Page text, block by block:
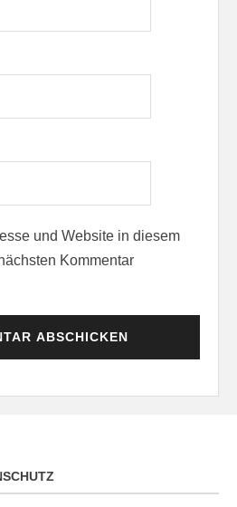
und Website in diesem
Kommentar